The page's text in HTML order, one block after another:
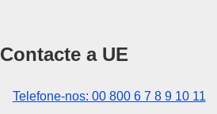
Contacte a UE
Telefone-nos: 00 800 6 7 8 9 10 11